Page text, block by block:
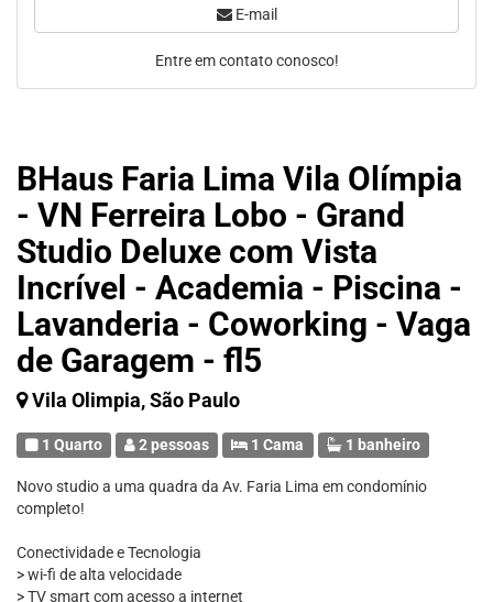
BHaus Faria Lima Vila Olímpia
- VN Ferreira Lobo - Grand
Studio Deluxe com Vista
Incrível - Academia - Piscina -
Lavanderia - Coworking - Vaga
de Garagem - fl5
Vila Olimpia, São Paulo
1 Quarto 2 pessoas 1 Cama 1 banheiro
Novo studio a uma quadra da Av. Faria Lima em condomínio
completo!
Conectividade e Tecnologia
> wi-fi de alta velocidade
> TV smart com acesso a internet
E-mail
Entre em contato conosco!